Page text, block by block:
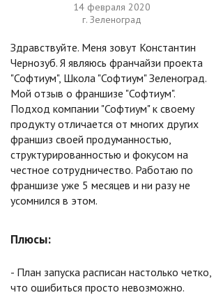
14 февраля 2020
г. Зеленоград
Здравствуйте. Меня зовут Константин
Чернозуб. Я являюсь франчайзи проекта
"Софтиум", Школа "Софтиум" Зеленоград.
Мой отзыв о франшизе "Софтиум".
Подход компании "Софтиум" к своему
продукту отличается от многих других
франшиз своей продуманностью,
структурированностью и фокусом на
честное сотрудничество. Работаю по
франшизе уже 5 месяцев и ни разу не
усомнился в этом.
Плюсы:
- План запуска расписан настолько четко,
что ошибиться просто невозможно.